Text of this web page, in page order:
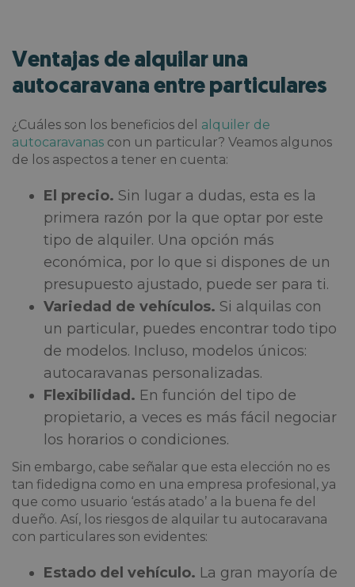
Ventajas de alquilar una
autocaravana entre particulares
¿Cuáles son los beneficios del alquiler de
autocaravanas con un particular? Veamos algunos
de los aspectos a tener en cuenta:
El precio. Sin lugar a dudas, esta es la
primera razón por la que optar por este
tipo de alquiler. Una opción más
económica, por lo que si dispones de un
presupuesto ajustado, puede ser para ti.
Variedad de vehículos. Si alquilas con
un particular, puedes encontrar todo tipo
de modelos. Incluso, modelos únicos:
autocaravanas personalizadas.
Flexibilidad. En función del tipo de
propietario, a veces es más fácil negociar
los horarios o condiciones.
Sin embargo, cabe señalar que esta elección no es
tan fidedigna como en una empresa profesional, ya
que como usuario ‘estás atado’ a la buena fe del
dueño. Así, los riesgos de alquilar tu autocaravana
con particulares son evidentes:
Estado del vehículo. La gran mayoría de